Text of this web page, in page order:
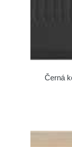
Černá